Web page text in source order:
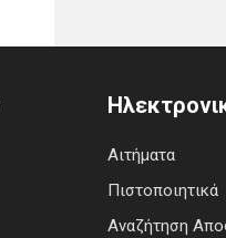
Αιτήματα
Πιστοποιητικά
Αναζήτηση